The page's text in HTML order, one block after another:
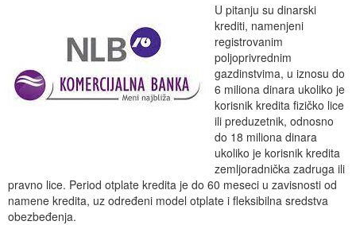
U pitanju su dinarski
krediti, namenjeni
registrovanim
poljoprivrednim
gazdinstvima, u iznosu do
6 miliona dinara ukoliko je
korisnik kredita fizičko lice
ili preduzetnik, odnosno
do 18 miliona dinara
ukoliko je korisnik kredita
zemljoradnička zadruga ili
pravno lice. Period otplate kredita je do 60 meseci u zavisnosti od
namene kredita, uz određeni model otplate i fleksibilna sredstva
obezbeđenja.